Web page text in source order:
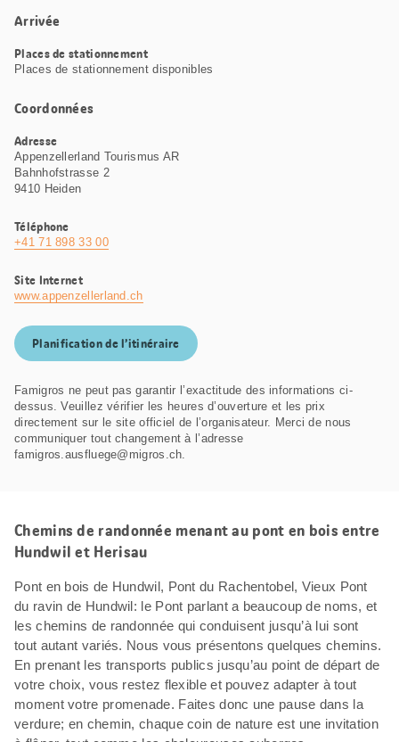
Arrivée
Places de stationnement
Places de stationnement disponibles
Coordonnées
Adresse
Appenzellerland Tourismus AR
Bahnhofstrasse 2
9410 Heiden
Téléphone
+41 71 898 33 00
Site Internet
www.appenzellerland.ch
Planification de l’itinéraire
Famigros ne peut pas garantir l’exactitude des informations ci-
dessus. Veuillez vérifier les heures d’ouverture et les prix
directement sur le site officiel de l’organisateur. Merci de nous
communiquer tout changement à l’adresse
famigros.ausfluege@migros.ch.
Chemins de randonnée menant au pont en bois entre
Hundwil et Herisau
Pont en bois de Hundwil, Pont du Rachentobel, Vieux Pont
du ravin de Hundwil: le Pont parlant a beaucoup de noms, et
les chemins de randonnée qui conduisent jusqu’à lui sont
tout autant variés. Nous vous présentons quelques chemins.
En prenant les transports publics jusqu’au point de départ de
votre choix, vous restez flexible et pouvez adapter à tout
moment votre promenade. Faites donc une pause dans la
verdure; en chemin, chaque coin de nature est une invitation